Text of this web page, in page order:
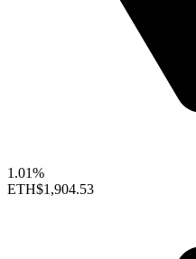
1.01%
ETH$1,904.53